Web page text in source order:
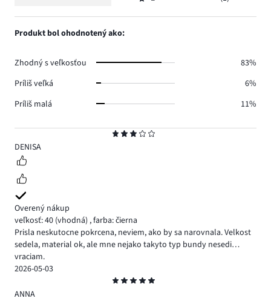
3
DENISA
Overený nákup
veľkosť: 40 (vhodná) ,farba: čierna
Prisla neskutocne pokrcena, neviem, ako by sa narovnala. Velkost
sedela, material ok, ale mne nejako takyto typ bundy nesedi…
vraciam.
2026-05-03
5
ANNA
Hodnotenie
1,
Produkt bol ohodnotený ako:
Zhodný s veľkosťou
83%
Príliš veľká
6%
Príliš malá
11%